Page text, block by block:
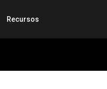
Recursos